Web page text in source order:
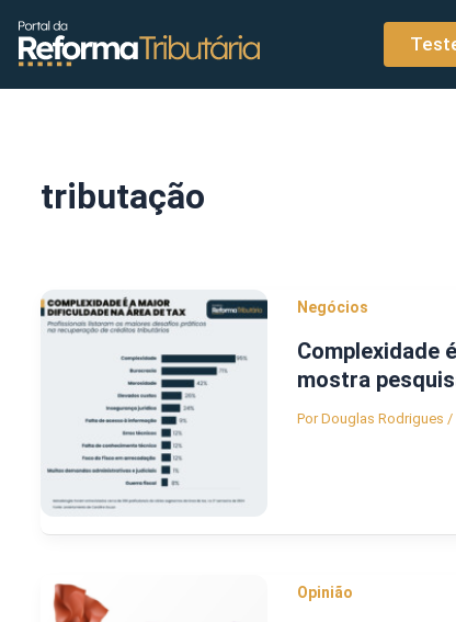
conteúdo
tributação
Negócios
Complexidade
mostra
PorDouglas Rodrigues /
Opinião